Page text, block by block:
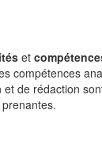
et
compétences
de rédaction